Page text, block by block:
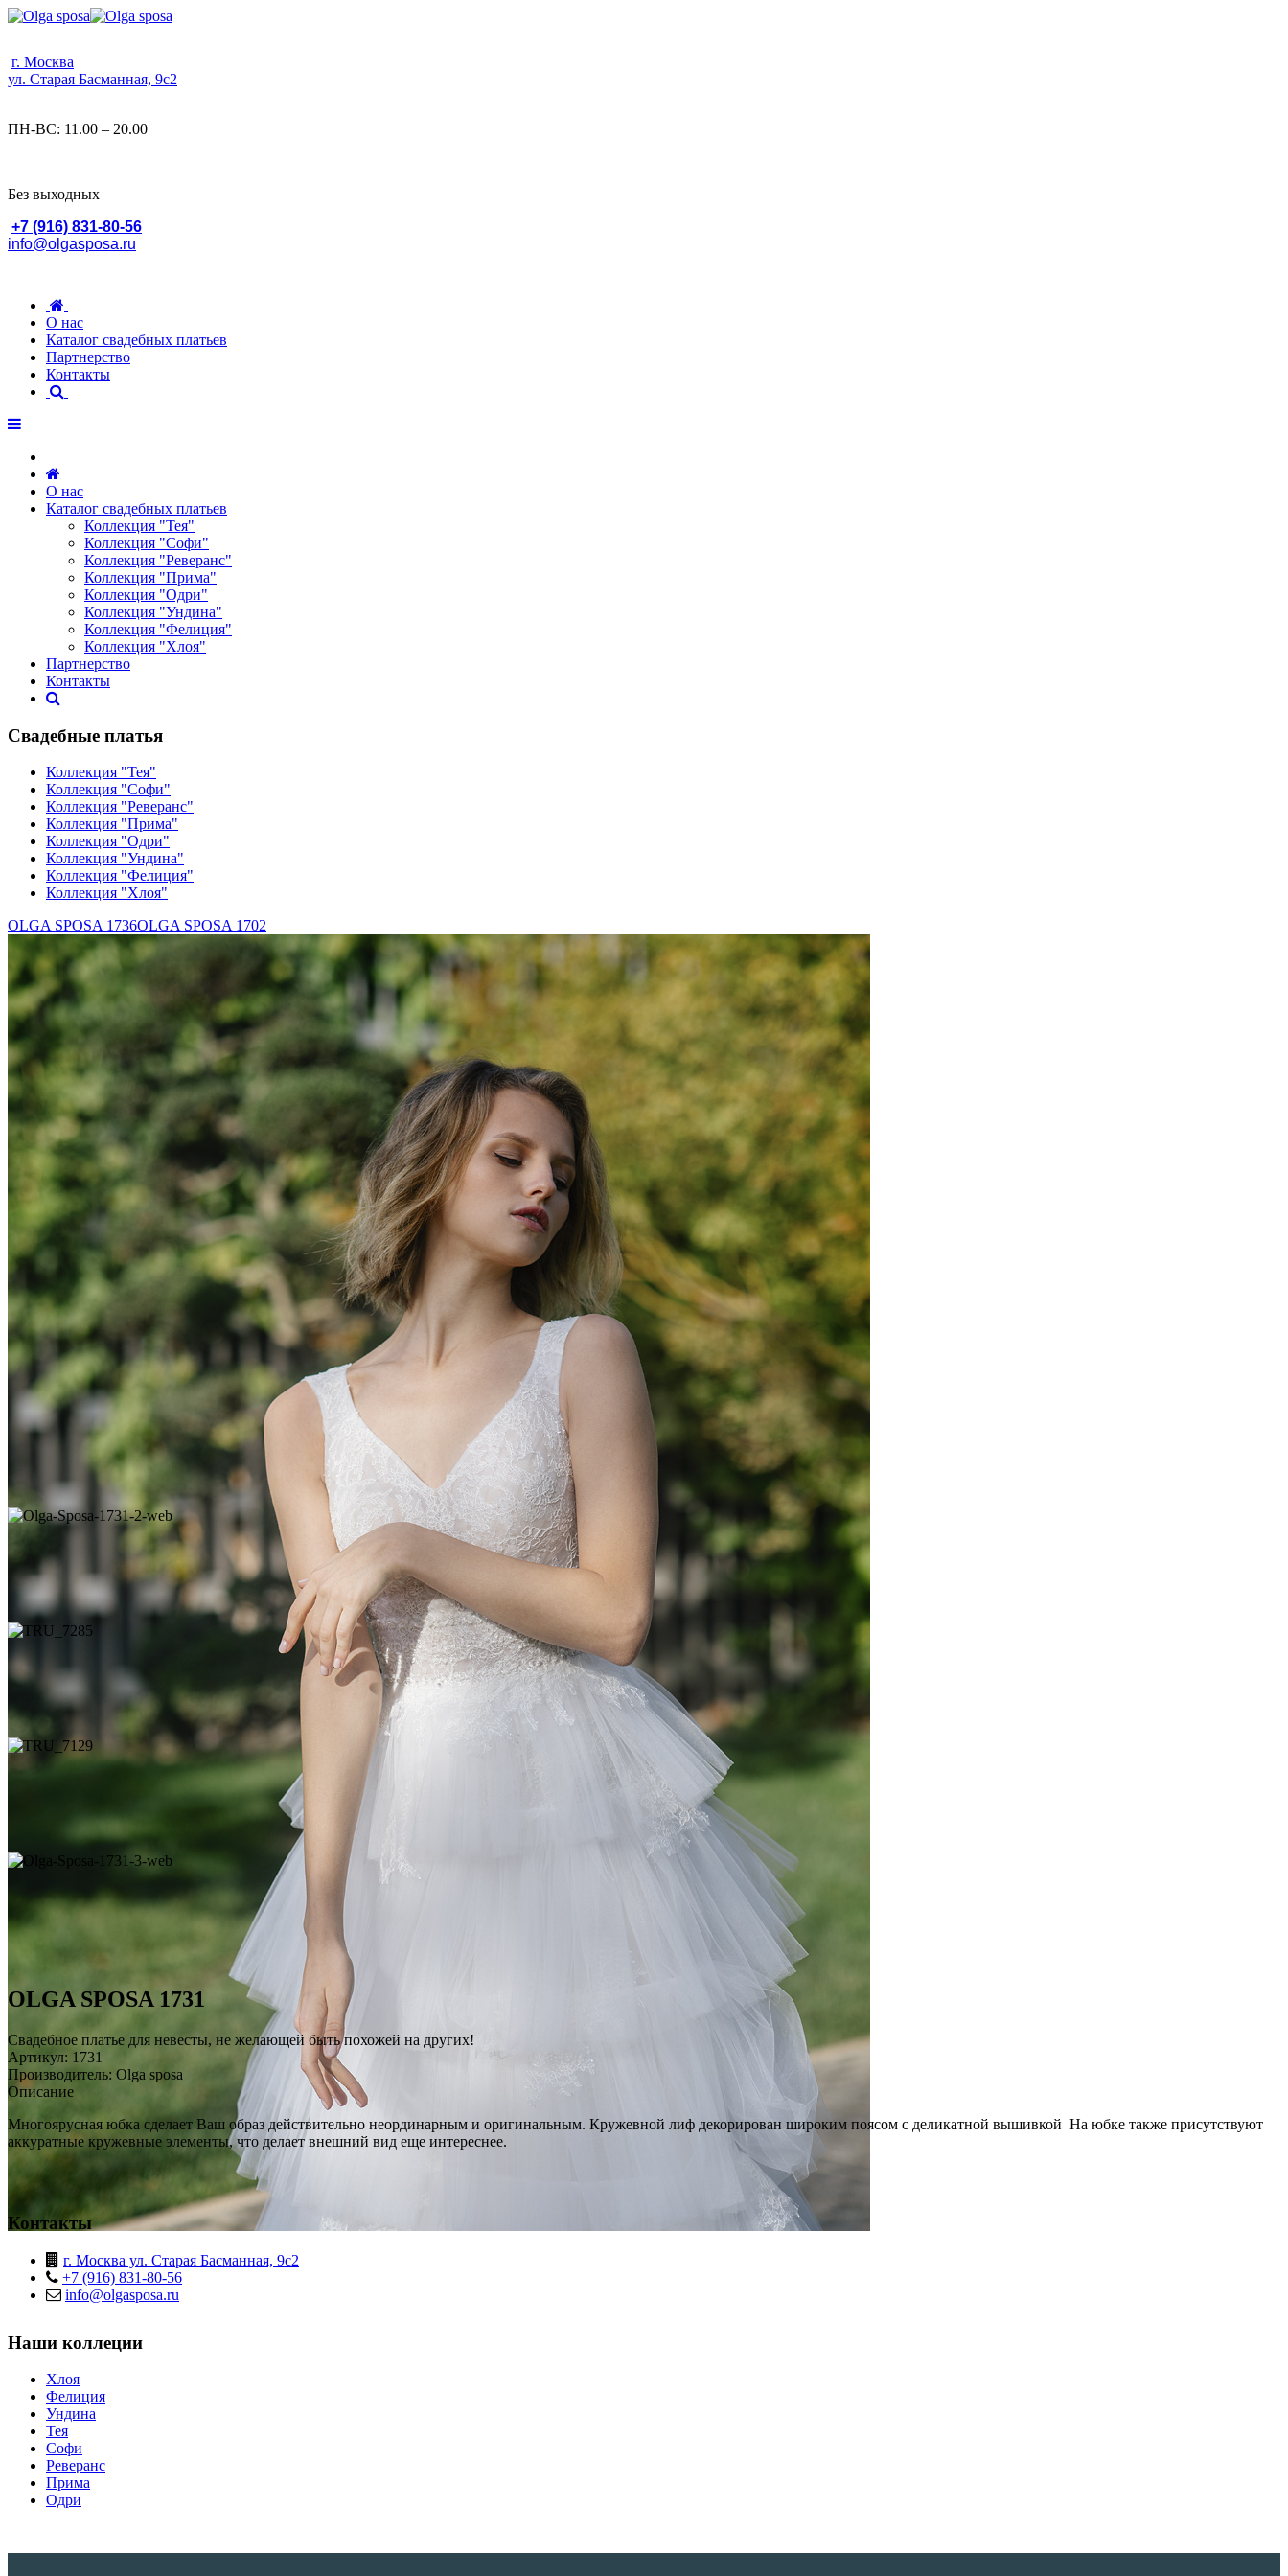
г. Москва
ул. Старая Басманная, 9с2
ПН-ВС: 11.00 – 20.00
Без выходных
+7 (916) 831-80-56
info@olgasposa.ru
О нас
Каталог свадебных платьев
Партнерство
Контакты
О нас
Каталог свадебных платьев
Коллекция "Тея"
Коллекция "Софи"
Коллекция "Реверанс"
Коллекция "Прима"
Коллекция "Одри"
Коллекция "Ундина"
Коллекция "Фелиция"
Коллекция "Хлоя"
Партнерство
Контакты
Свадебные платья
Коллекция "Тея"
Коллекция "Софи"
Коллекция "Реверанс"
Коллекция "Прима"
Коллекция "Одри"
Коллекция "Ундина"
Коллекция "Фелиция"
Коллекция "Хлоя"
OLGA SPOSA 1736OLGA SPOSA 1702
OLGA SPOSA 1731
Свадебное платье для невесты, не желающей быть похожей на других!
Артикул: 1731
Производитель: Olga sposa
Описание
Многоярусная юбка сделает Ваш образ действительно неординарным и оригинальным. Кружевной лиф декорирован широким поясом с деликатной вышивкой На юбке также присутствуют
аккуратные кружевные элементы, что делает внешний вид еще интереснее.
Контакты
г. Москва ул. Старая Басманная, 9с2
+7 (916) 831-80-56
info@olgasposa.ru
Наши коллеции
Хлоя
Фелиция
Ундина
Тея
Софи
Реверанс
Прима
Одри